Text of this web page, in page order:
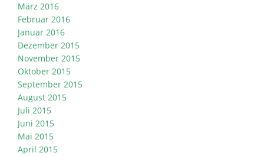
März 2016
Februar 2016
Januar 2016
Dezember 2015
November 2015
Oktober 2015
September 2015
August 2015
Juli 2015
Juni 2015
Mai 2015
April 2015